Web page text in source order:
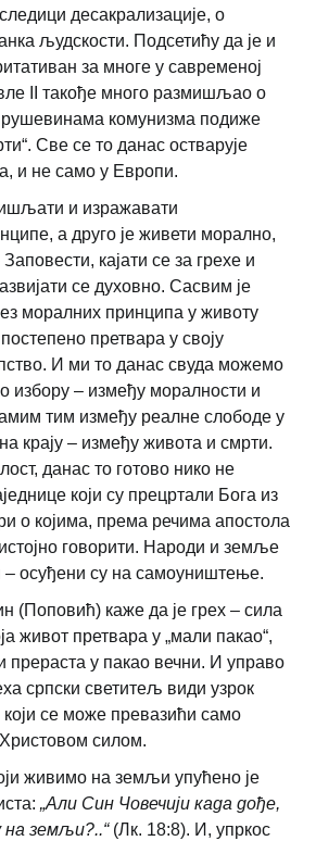
десакрализације, о
људскости. Подсетићу да је и
за многе у савременој
II такође много размишљао о
комунизма подиже
Све се то данас остварује
и не само у Европи.
и изражавати
а друго је живети морално,
кајати се за грехе и
се духовно. Сасвим је
моралних принципа у животу
претвара у своју
И ми то данас свуда можемо
избору – између моралности и
тим између реалне слободе у
крају – између живота и смрти.
данас то готово нико не
који су прецртали Бога из
о којима, према речима апостола
говорити. Народи и земље
– осуђени су на самоуништење.
(Поповић) каже да је грех – сила
живот претвара у „мали пакао“,
прераста у пакао вечни. И управо
српски светитељ види узрок
који се може превазићи само
силом.
живимо на земљи упућено је
„Али Син Човечији када дође,
на земљи?..“(Лк. 18:8). И, упркос